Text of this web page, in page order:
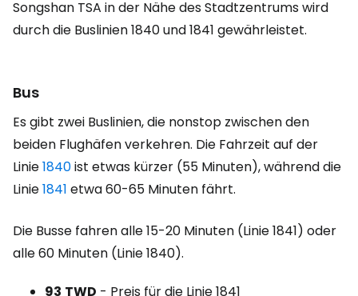
Songshan TSA in der Nähe des Stadtzentrums wird
durch die Buslinien 1840 und 1841 gewährleistet.
Bus
Es gibt zwei Buslinien, die nonstop zwischen den
beiden Flughäfen verkehren. Die Fahrzeit auf der
Linie1840ist etwas kürzer (55 Minuten), während die
Linie1841 etwa 60-65 Minuten fährt.
Die Busse fahren alle 15-20 Minuten (Linie 1841) oder
alle 60 Minuten (Linie 1840).
93 TWD - Preis für die Linie 1841